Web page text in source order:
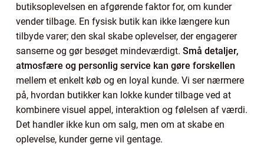
butiksoplevelsen en afgørende faktor for, om kunder
vender tilbage. En fysisk butik kan ikke længere kun
tilbyde varer; den skal skabe oplevelser, der engagerer
sanserne og gør besøget mindeværdigt. Små detaljer,
atmosfære og personlig service kan gøre forskellen
mellem et enkelt køb og en loyal kunde. Vi ser nærmere
på, hvordan butikker kan lokke kunder tilbage ved at
kombinere visuel appel, interaktion og følelsen af værdi.
Det handler ikke kun om salg, men om at skabe en
oplevelse, kunder gerne vil gentage.